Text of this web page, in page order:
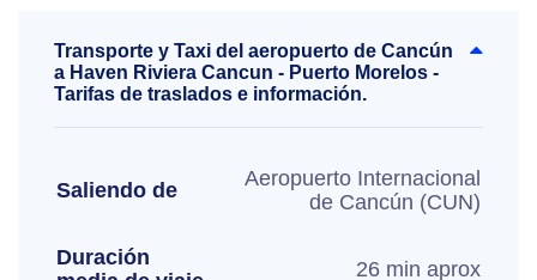
Transporte y Taxi del aeropuerto de Cancún
a Haven Riviera Cancun - Puerto Morelos -
Tarifas de traslados e información.
Saliendo de
Aeropuerto Internacional
de Cancún (CUN)
Duración
26 min aprox